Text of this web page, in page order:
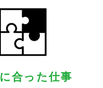
合った仕事